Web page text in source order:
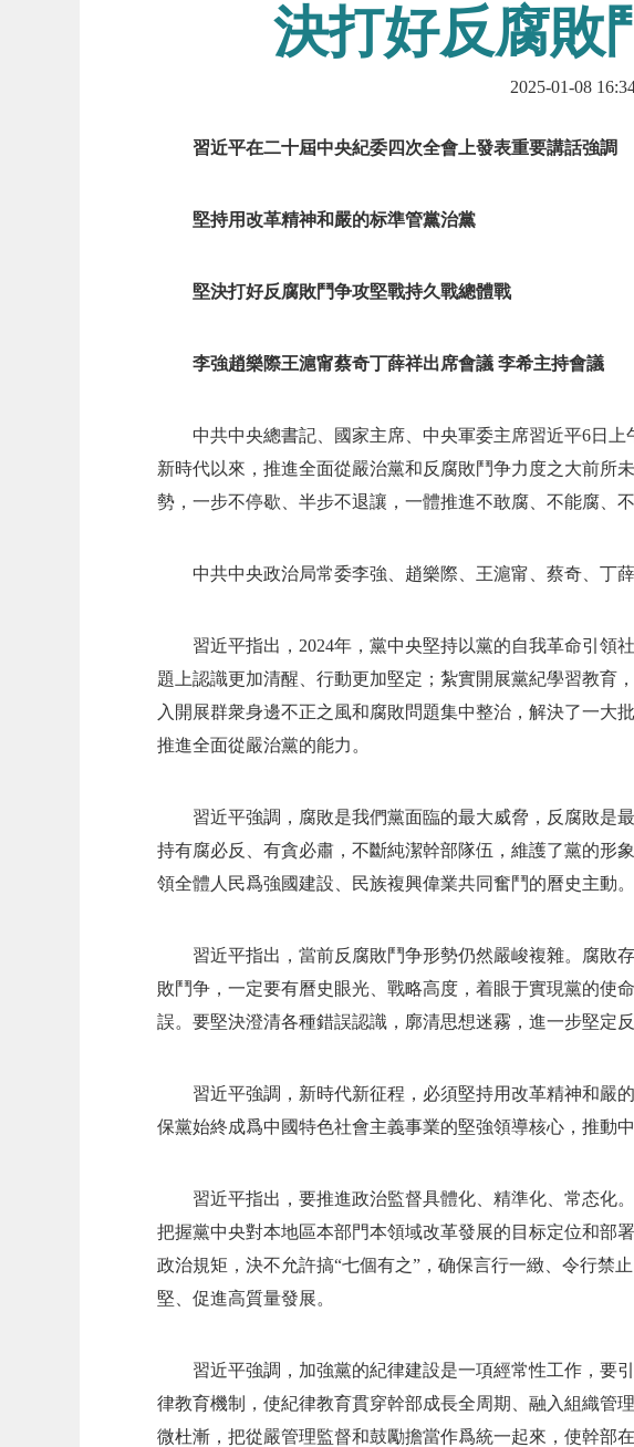
決打好反腐敗
2025-01-08
習近平在二十屆中央紀委四次全會上發表重要講話強調
堅持用改革精神和嚴的标準管黨治黨
堅決打好反腐敗鬥争攻堅戰持久戰總體戰
李強趙樂際王滬甯蔡奇丁薛祥出席會議 李希主持會議
中共中央總書記、國家主席、中央軍委主席習近平6日
新時代以來，推進全面從嚴治黨和反腐敗鬥争力度之大前所
勢，一步不停歇、半步不退讓，一體推進不敢腐、不能腐、
中共中央政治局常委李強、趙樂際、王滬甯、蔡奇、丁
習近平指出，2024年，黨中央堅持以黨的自我革命引領
題上認識更加清醒、行動更加堅定；紮實開展黨紀學習教育
入開展群衆身邊不正之風和腐敗問題集中整治，解決了一大
推進全面從嚴治黨的能力。
習近平強調，腐敗是我們黨面臨的最大威脅，反腐敗是
持有腐必反、有貪必肅，不斷純潔幹部隊伍，維護了黨的形
領全體人民爲強國建設、民族複興偉業共同奮鬥的曆史主動。
習近平指出，當前反腐敗鬥争形勢仍然嚴峻複雜。腐敗
敗鬥争，一定要有曆史眼光、戰略高度，着眼于實現黨的使
誤。要堅決澄清各種錯誤認識，廓清思想迷霧，進一步堅定
習近平強調，新時代新征程，必須堅持用改革精神和嚴
保黨始終成爲中國特色社會主義事業的堅強領導核心，推動
習近平指出，要推進政治監督具體化、精準化、常态化
把握黨中央對本地區本部門本領域改革發展的目标定位和部
政治規矩，決不允許搞“七個有之”，确保言行一緻、令行禁
堅、促進高質量發展。
習近平強調，加強黨的紀律建設是一項經常性工作，要
律教育機制，使紀律教育貫穿幹部成長全周期、融入組織管
微杜漸，把從嚴管理監督和鼓勵擔當作爲統一起來，使幹部